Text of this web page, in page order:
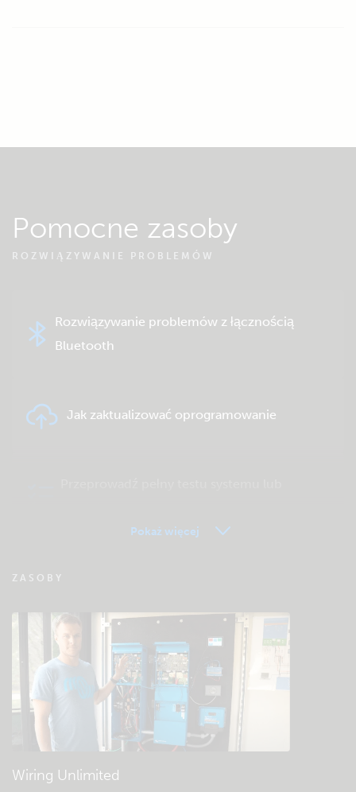
Pomocne zasoby
ROZWIĄZYWANIE PROBLEMÓW
Rozwiązywanie problemów z łącznością
Bluetooth
Jak zaktualizować oprogramowanie
Sprawdź bazę wiedzy społeczności Victron
Ogólne pliki do pobrania i dokumentacja
Pokaż więcej
ZASOBY
Wiring Unlimited